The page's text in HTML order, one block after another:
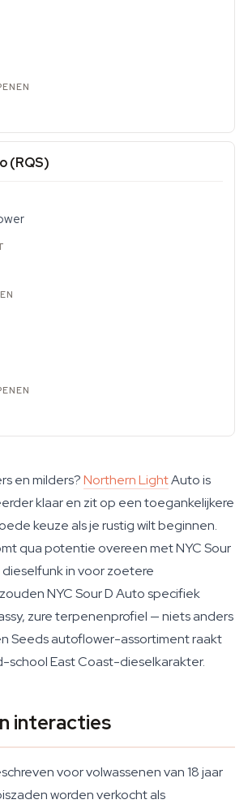
(RQS)
en milders?Northern LightAuto is
klaar en zit op een toegankelijkere
keuze als je rustig wilt beginnen.
qua potentie overeen met NYC Sour
dieselfunk in voor zoetere
NYC Sour D Auto specifiek
zure terpenenprofiel — niets anders
Seeds autoflower-assortiment raakt
school East Coast-dieselkarakter.
interacties
voor volwassenen van 18 jaar
worden verkocht als